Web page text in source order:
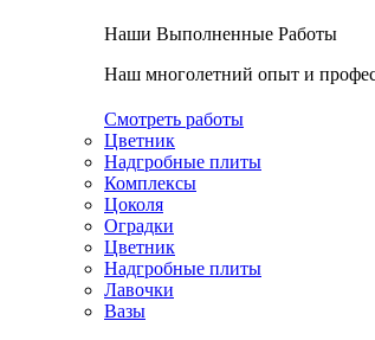
Наши Выполненные Работы
Наш многолетний опыт и
Смотреть работы
Цветник
Надгробные плиты
Комплексы
Цоколя
Оградки
Цветник
Надгробные плиты
Лавочки
Вазы